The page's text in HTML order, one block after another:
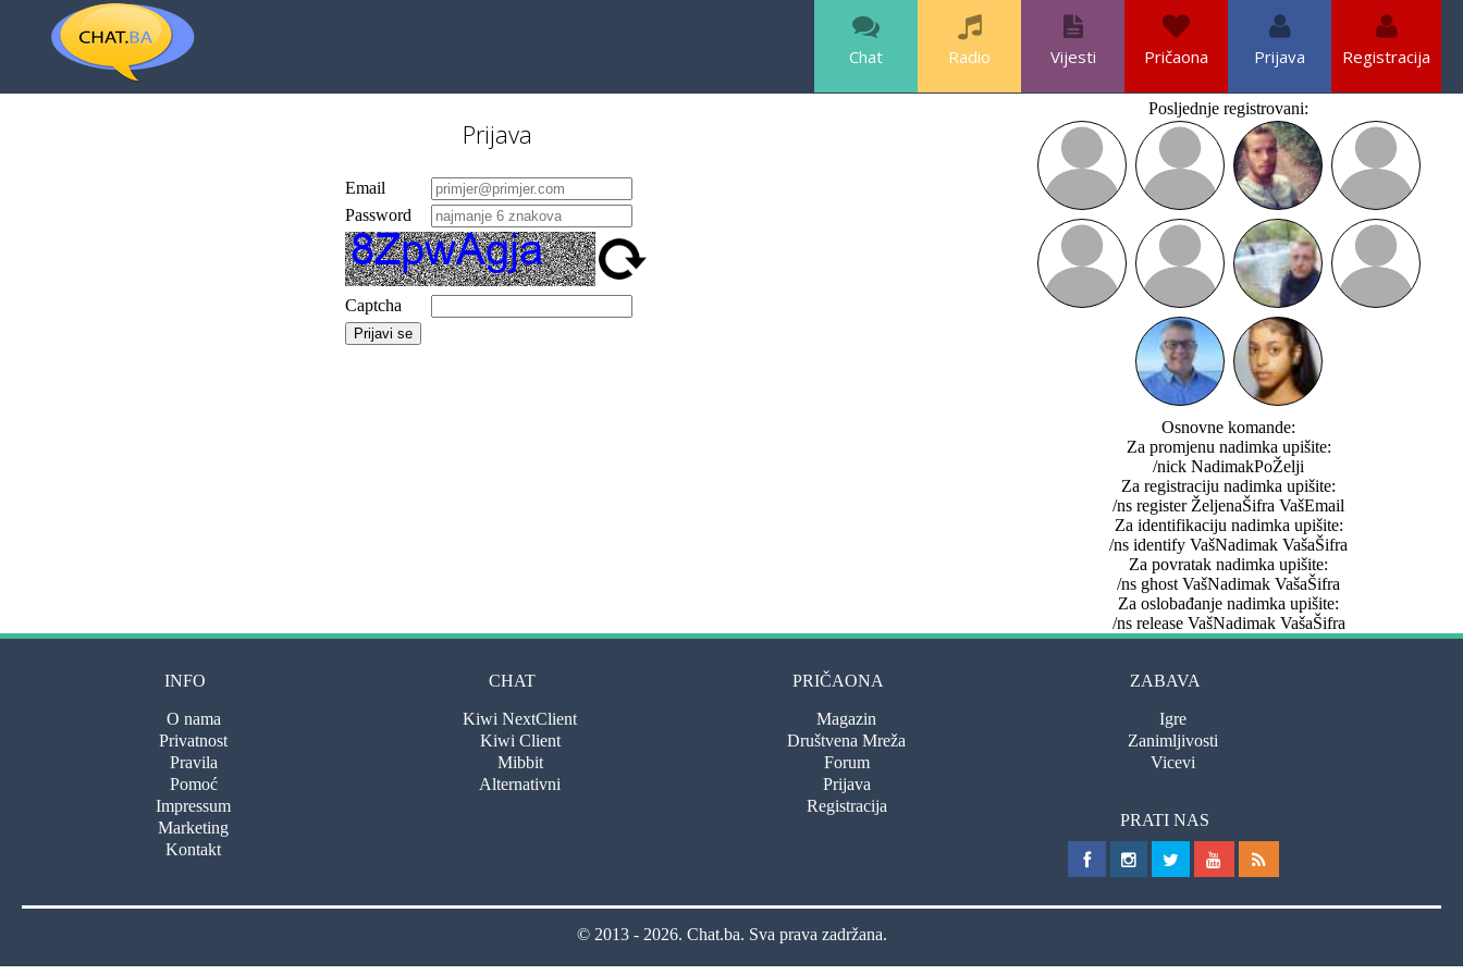
Chat Radio Vijesti Pričaona Prijava Registracija
Prijava
Email
Password
Captcha
Posljednje registrovani:
Osnovne komande:
Za promjenu nadimka upišite:
/nick NadimakPoŽelji
Za registraciju nadimka upišite:
/ns register ŽeljenaŠifra VašEmail
Za identifikaciju nadimka upišite:
/ns identify VašNadimak VašaŠifra
Za povratak nadimka upišite:
/ns ghost VašNadimak VašaŠifra
Za oslobađanje nadimka upišite:
/ns release VašNadimak VašaŠifra
INFO
O nama
Privatnost
Pravila
Pomoć
Impressum
Marketing
Kontakt
CHAT
Kiwi NextClient
Kiwi Client
Mibbit
Alternativni
PRIČAONA
Magazin
Društvena Mreža
Forum
Prijava
Registracija
ZABAVA
Igre
Zanimljivosti
Vicevi
PRATI NAS
© 2013 - 2026. Chat.ba. Sva prava zadržana.